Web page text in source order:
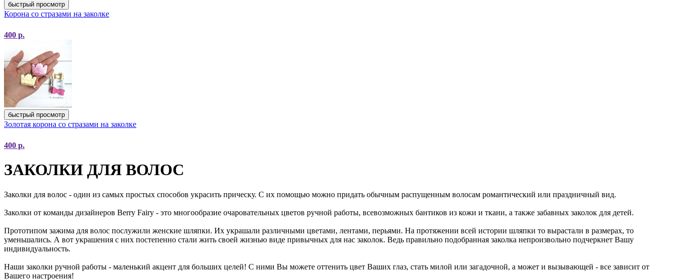
быстрый просмотр
Корона со стразами на заколке
400 р.
быстрый просмотр
Золотая корона со стразами на заколке
400 р.
ЗАКОЛКИ ДЛЯ ВОЛОС
Заколки для волос - один из самых простых способов украсить прическу. С их помощью можно придать обычным распущенным волосам романтический или праздничный вид.
Заколки от команды дизайнеров Berry Fairy - это многообразие очаровательных цветов ручной работы, всевозможных бантиков из кожи и ткани, а также забавных заколок для детей.
Прототипом зажима для волос послужили женские шляпки. Их украшали различными цветами, лентами, перьями. На протяжении всей истории шляпки то вырастали в размерах, то
уменьшались. А вот украшения с них постепенно стали жить своей жизнью виде привычных для нас заколок. Ведь правильно подобранная заколка непроизвольно подчеркнет Вашу
индивидуальность.
Наши заколки ручной работы - маленький акцент для больших целей! С ними Вы можете оттенить цвет Ваших глаз, стать милой или загадочной, а может и вызывающей - все зависит от
Вашего настроения!